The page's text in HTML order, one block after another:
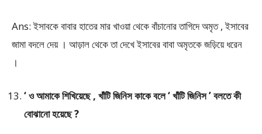
Ans: ইসাবকে বাবার হাতের মার খাওয়া থেকে বাঁচানোর তাগিদে অমৃত , ইসাবের
জামা বদলে দেয় । আড়াল থেকে তা দেখে ইসাবের বাবা অমৃতকে জড়িয়ে ধরেন
।
‘ ও আমাকে শিখিয়েছে , খাঁটি জিনিস কাকে বলে ‘ খাঁটি জিনিস ’ বলতে কী
বোঝানো হয়েছে ?